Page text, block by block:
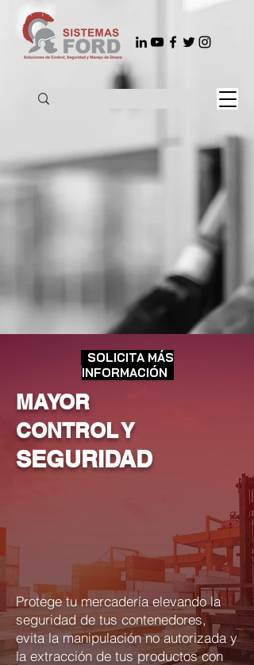
SOLICITA MÁS
INFORMACIÓN
MAYOR
CONTROL Y
SEGURIDAD
Protege tu mercadería elevando la
seguridad de tus contenedores,
evita la manipulación no autorizada y
la extracción de tus productos con